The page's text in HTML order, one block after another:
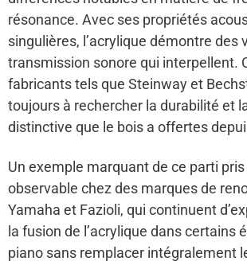
résonance. Avec ses propriétés
singulières, l’acrylique démontre des
transmission sonore qui interpellent.
fabricants tels que Steinway et
toujours à rechercher la durabilité et
distinctive que le bois a offertes
Un exemple marquant de ce parti
observable chez des marques de
Yamaha et Fazioli, qui continuent
la fusion de l’acrylique dans certains
piano sans remplacer intégralement